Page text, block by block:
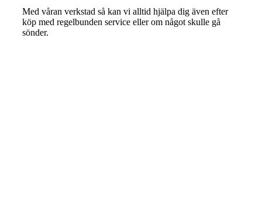
Med våran verkstad så kan vi alltid hjälpa dig även efter
köp med regelbunden service eller om något skulle gå
sönder.